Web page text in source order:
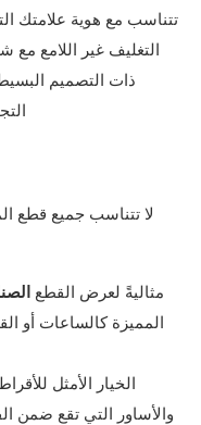
تتناسب مع هوية علامتك
التغليف غير اللامع مع
ذات التصميم
لا تتناسب جميع قطع
مثاليةً لعرض القطع
المميزة كالساعات أو
الخيار الأمثل
والأساور التي تقع ضمن